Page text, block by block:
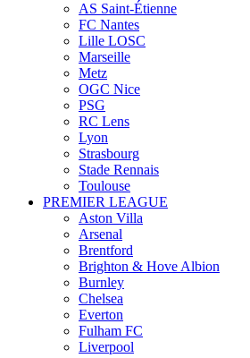
AS Saint-Étienne
FC Nantes
Lille LOSC
Marseille
Metz
OGC Nice
PSG
RC Lens
Lyon
Strasbourg
Stade Rennais
Toulouse
PREMIER LEAGUE
Aston Villa
Arsenal
Brentford
Brighton & Hove Albion
Burnley
Chelsea
Everton
Fulham FC
Liverpool